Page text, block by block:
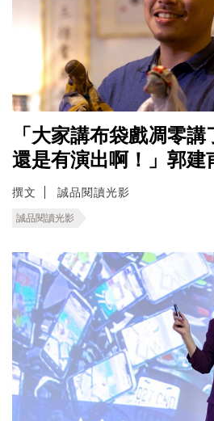
「大家講布袋戲凋零
還是有演出啊！」郭建
撰文 誠品閱讀光影
誠品閱讀光影